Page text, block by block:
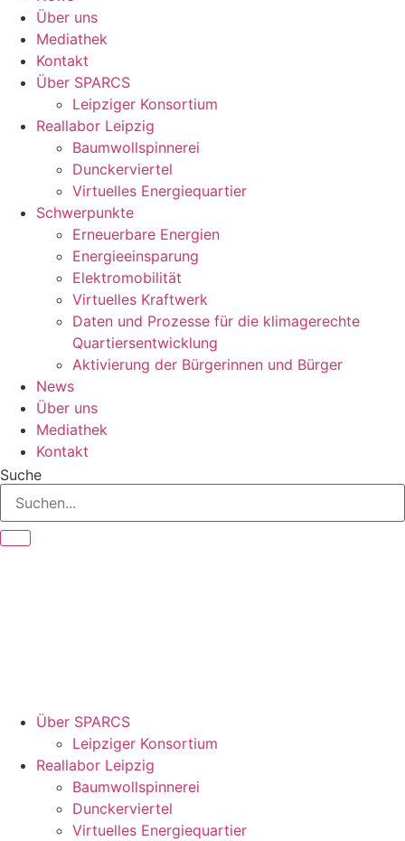
Über uns
Mediathek
Kontakt
Über SPARCS
Leipziger Konsortium
Reallabor Leipzig
Baumwollspinnerei
Dunckerviertel
Virtuelles Energiequartier
Schwerpunkte
Erneuerbare Energien
Energieeinsparung
Elektromobilität
Virtuelles Kraftwerk
Daten und Prozesse für die klimagerechte
Quartiersentwicklung
Aktivierung der Bürgerinnen und Bürger
News
Über uns
Mediathek
Kontakt
Suche
Über SPARCS
Leipziger Konsortium
Reallabor Leipzig
Baumwollspinnerei
Dunckerviertel
Virtuelles Energiequartier